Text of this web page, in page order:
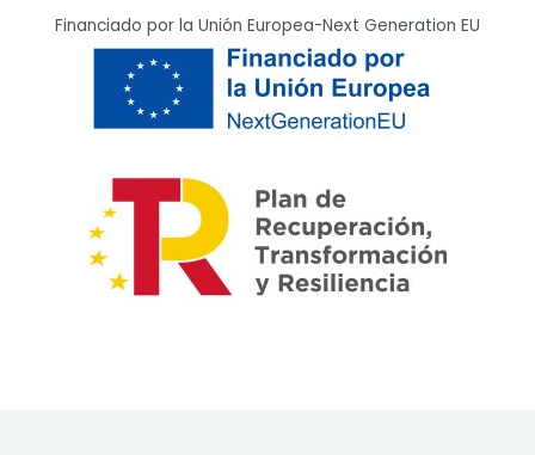
Financiado por la Unión Europea-Next Generation EU